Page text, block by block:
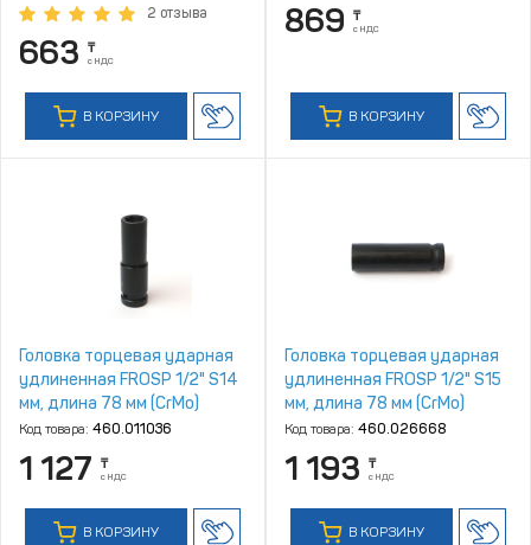
2 отзыва
663 ₸
с НДС
В КОРЗИНУ
869 ₸
с НДС
В КОРЗИНУ
Головка торцевая ударная
удлиненная FROSP 1/2" S14
мм, длина 78 мм (CrMo)
Код товара: 460.011036
1 127 ₸
с НДС
В КОРЗИНУ
Головка торцевая ударная
удлиненная FROSP 1/2" S15
мм, длина 78 мм (CrMo)
Код товара: 460.026668
1 193 ₸
с НДС
В КОРЗИНУ